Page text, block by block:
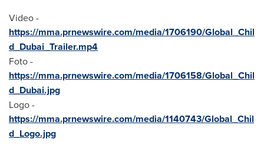
Video -
https://mma.prnewswire.com/media/1706190/Global_Chil
d_Dubai_Trailer.mp4
Foto -
https://mma.prnewswire.com/media/1706158/Global_Chil
d_Dubai.jpg
Logo -
https://mma.prnewswire.com/media/1140743/Global_Chil
d_Logo.jpg